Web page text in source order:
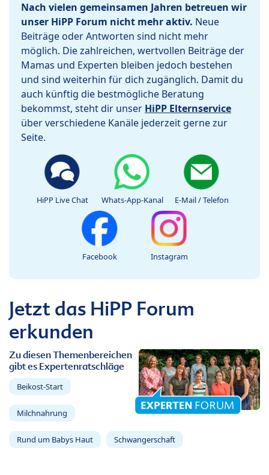
Nach vielen gemeinsamen Jahren betreuen wir
unser HiPP Forum nicht mehr aktiv. Neue
Beiträge oder Antworten sind nicht mehr
möglich. Die zahlreichen, wertvollen Beiträge der
Mamas und Experten bleiben jedoch bestehen
und sind weiterhin für dich zugänglich. Damit du
auch künftig die bestmögliche Beratung
bekommst, steht dir unser HiPP Elternservice
über verschiedene Kanäle jederzeit gerne zur
Seite.
HiPP Live Chat Whats-App-Kanal E-Mail / Telefon
Facebook Instagram
Jetzt das HiPP Forum
erkunden
Zu diesen Themenbereichen
gibt es Expertenratschläge
Beikost-Start
Milchnahrung
Rund um Babys Haut Schwangerschaft